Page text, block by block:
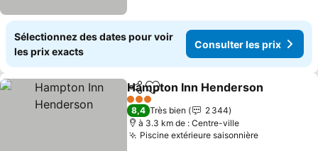
Sélectionnez des dates pour voir
les prix exacts
Consulter les prix
PartagerAjouter à mes favoris
Hampton Inn Henderson
3 Étoiles
8,4 Très bien
2 344
à 3.3 km de : Centre-ville
Piscine extérieure saisonnièreConsulter